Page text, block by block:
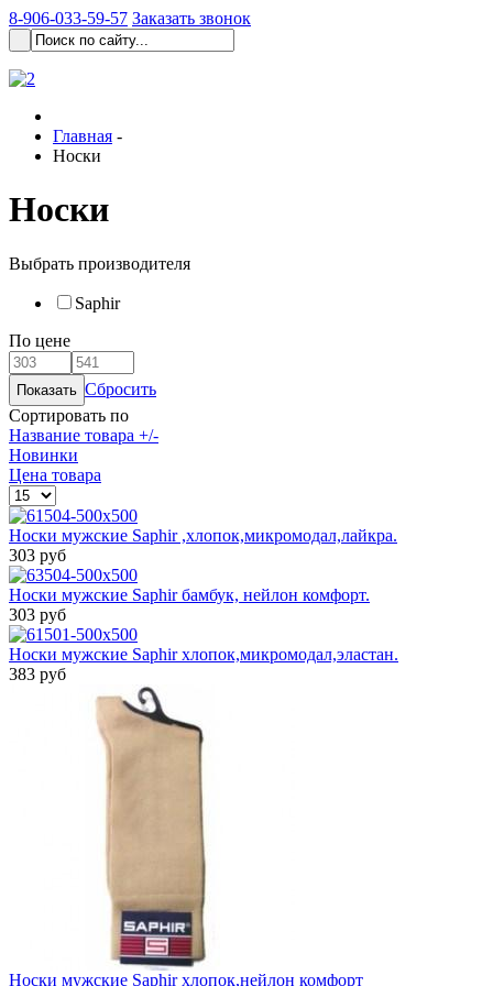
8-906-033-59-57 Заказать звонок
Главная -
Носки
Носки
Выбрать производителя
Saphir
По цене
Сбросить
Сортировать по
Название товара +/-
Новинки
Цена товара
Носки мужские Saphir ,хлопок,микромодал,лайкра.
303 руб
Носки мужские Saphir бамбук, нейлон комфорт.
303 руб
Носки мужские Saphir хлопок,микромодал,эластан.
383 руб
Носки мужские Saphir хлопок,нейлон комфорт